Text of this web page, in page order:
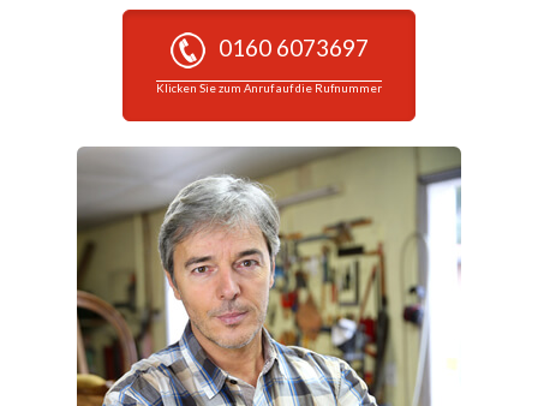
0160 6073697
Klicken Sie zum Anruf auf die Rufnummer